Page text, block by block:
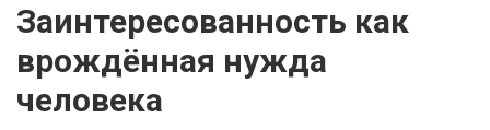
Заинтересованность как
врождённая нужда
человека